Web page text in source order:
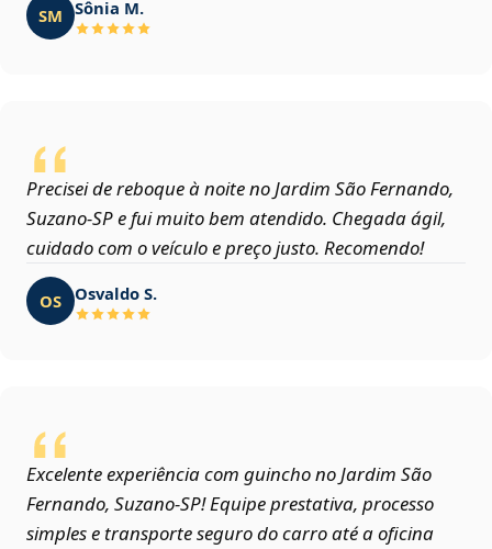
SM Sônia M.
Precisei de reboque à noite no Jardim São Fernando,
Suzano‑SP e fui muito bem atendido. Chegada ágil,
cuidado com o veículo e preço justo. Recomendo!
OS Osvaldo S.
Excelente experiência com guincho no Jardim São
Fernando, Suzano‑SP! Equipe prestativa, processo
simples e transporte seguro do carro até a oficina